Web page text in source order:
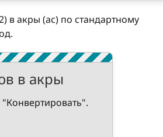
в акры (ac) по стандартному
в акры